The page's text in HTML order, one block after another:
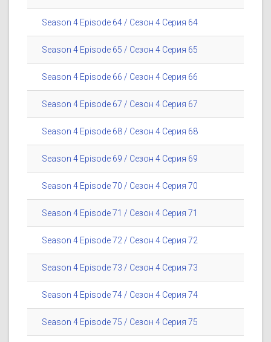
Season 4 Episode 64 / Сезон 4 Серия 64
Season 4 Episode 65 / Сезон 4 Серия 65
Season 4 Episode 66 / Сезон 4 Серия 66
Season 4 Episode 67 / Сезон 4 Серия 67
Season 4 Episode 68 / Сезон 4 Серия 68
Season 4 Episode 69 / Сезон 4 Серия 69
Season 4 Episode 70 / Сезон 4 Серия 70
Season 4 Episode 71 / Сезон 4 Серия 71
Season 4 Episode 72 / Сезон 4 Серия 72
Season 4 Episode 73 / Сезон 4 Серия 73
Season 4 Episode 74 / Сезон 4 Серия 74
Season 4 Episode 75 / Сезон 4 Серия 75